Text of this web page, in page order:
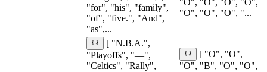
"for", "his", "family",
"of", "five.", "And",
"as",...
"O", "O", "O", "...
[ "N.B.A.",
"Playoffs", "—",
"Celtics", "Rally",
[ "O", "O",
"O", "B", "O", "O",